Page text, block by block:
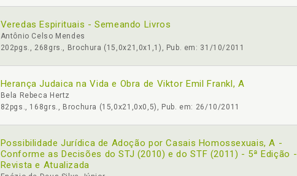
Veredas Espirituais - Semeando Livros
Antônio Celso Mendes
202pgs., 268grs., Brochura (15,0x21,0x1,1), Pub. em: 31/10/2011
Herança Judaica na Vida e Obra de Viktor Emil Frankl, A
Bela Rebeca Hertz
82pgs., 168grs., Brochura (15,0x21,0x0,5), Pub. em: 26/10/2011
Possibilidade Jurídica de Adoção por Casais Homossexuais, A -
Conforme as Decisões do STJ (2010) e do STF (2011) - 5ª Edição -
Revista e Atualizada